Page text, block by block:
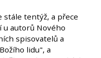
stále tentýž, a přece
u autorů Nového
spisovatelů a
lidu", a